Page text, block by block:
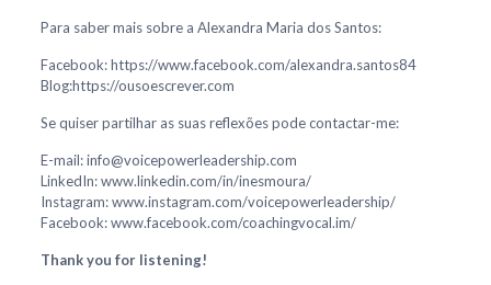
Para saber mais sobre a Alexandra Maria dos Santos:
Facebook: https://www.facebook.com/alexandra.santos84
Blog:https://ousoescrever.com
Se quiser partilhar as suas reflexões pode contactar-me:
E-mail: info@voicepowerleadership.com
LinkedIn: www.linkedin.com/in/inesmoura/
Instagram: www.instagram.com/voicepowerleadership/
Facebook: www.facebook.com/coachingvocal.im/
Thank you for listening!